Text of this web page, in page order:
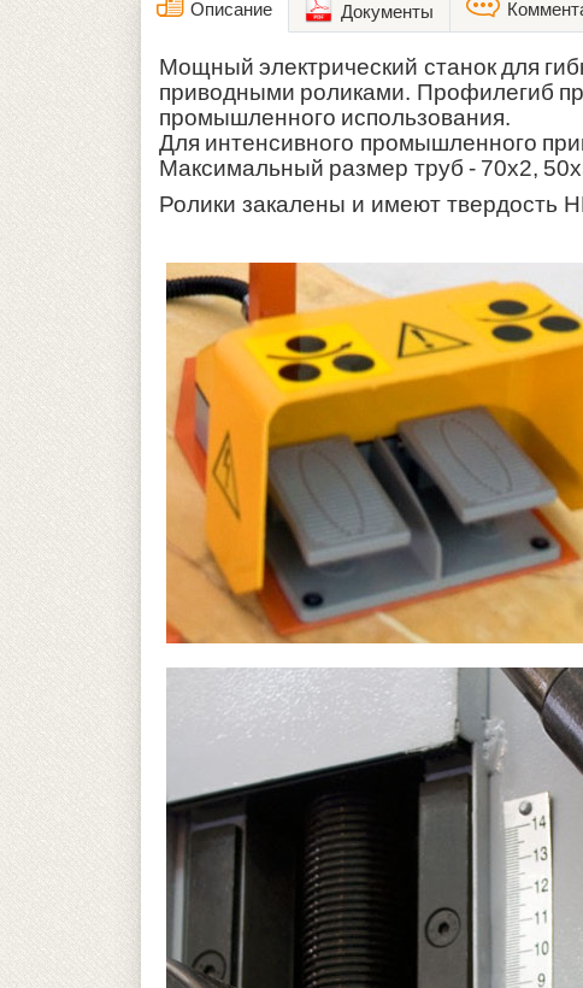
Описание Документы
Мощный электрический станок для
приводными роликами. Профилегиб
промышленного использования.
Для интенсивного промышленного
Максимальный размер труб - 70х2,
Ролики закалены и имеют твердость